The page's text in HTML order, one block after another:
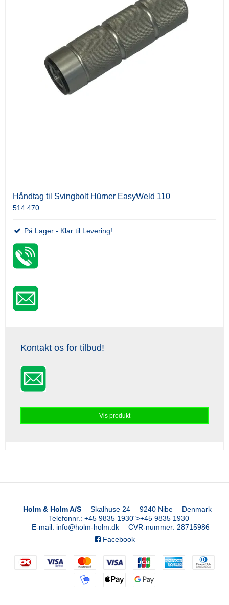
Håndtag til Svingbolt Hürner EasyWeld 110
514.470
På Lager - Klar til Levering!
Kontakt os for tilbud!
Vis produkt
Holm & Holm A/S Skalhuse 24 9240 Nibe
Denmark
Telefonnr. : +45 9835 1930">+45 9835 1930
E-mail: info@holm-holm.dk CVR-nummer: 28715986
Facebook